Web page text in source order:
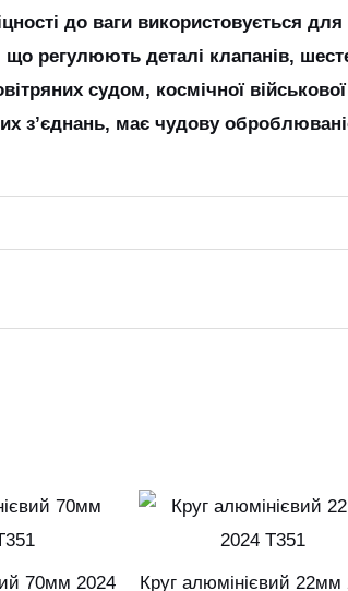
до ваги використовується для
регулюють деталі клапанів,
судом, космічної військової
з’єднань, має чудову
70мм 2024
Цей
має
Круг алюмінієвий 22мм